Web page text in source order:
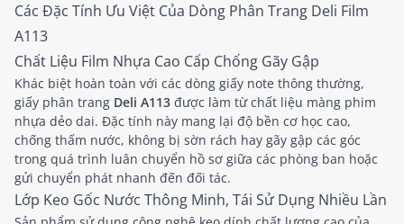
Các Đặc Tính Ưu Việt Của Dòng Phân Trang Deli Film
A113
Chất Liệu Film Nhựa Cao Cấp Chống Gãy Gập
Khác biệt hoàn toàn với các dòng giấy note thông thường,
giấy phân trang Deli A113 được làm từ chất liệu màng phim
nhựa dẻo dai. Đặc tính này mang lại độ bền cơ học cao,
chống thấm nước, không bị sờn rách hay gãy gập các góc
trong quá trình luân chuyển hồ sơ giữa các phòng ban hoặc
gửi chuyển phát nhanh đến đối tác.
Lớp Keo Gốc Nước Thông Minh, Tái Sử Dụng Nhiều Lần